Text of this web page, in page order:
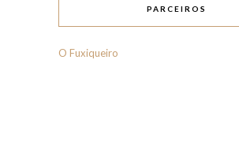
PARCEIROS
O Fuxiqueiro